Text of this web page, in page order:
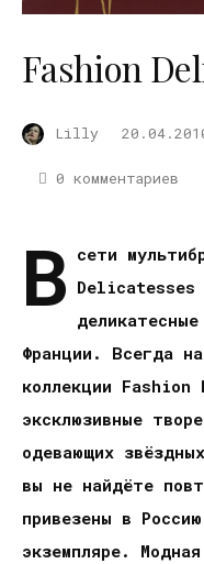
Fashion
Lilly
0 комментариев
В сети
Delicatesses
Франции. Всегда
коллекции
эксклюзивные
одевающих
вы не найдёте
привезены в
экземпляре.